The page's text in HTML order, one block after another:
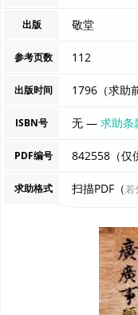
出版 敬堂
参考页数 112
出版时间 1796（求助
ISBN号 无 —求助条
PDF编号 842558（仅
求助格式 扫描PDF（若